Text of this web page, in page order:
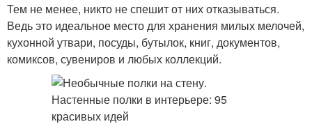
Тем не менее, никто не спешит от них отказываться.
Ведь это идеальное место для хранения милых мелочей,
кухонной утвари, посуды, бутылок, книг, документов,
комиксов, сувениров и любых коллекций.